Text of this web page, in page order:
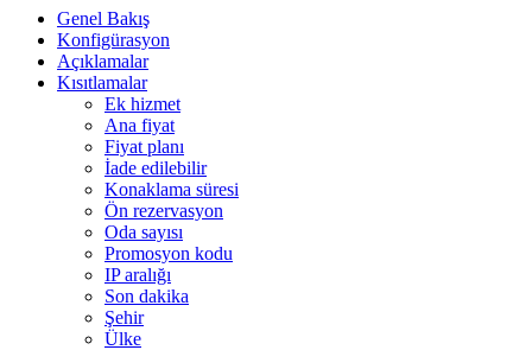
Genel Bakış
Konfigürasyon
Açıklamalar
Kısıtlamalar
Ek hizmet
Ana fiyat
Fiyat planı
İade edilebilir
Konaklama süresi
Ön rezervasyon
Oda sayısı
Promosyon kodu
IP aralığı
Son dakika
Şehir
Ülke